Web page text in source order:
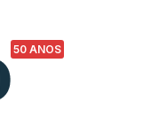
50 ANOS